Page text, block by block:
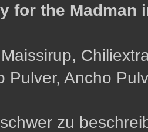
for the Madman
Maissirup,
Pulver, Ancho
schwer zu